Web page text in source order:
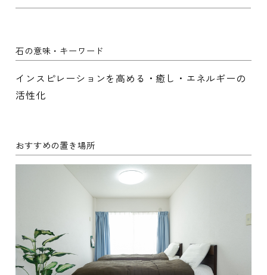
石の意味・キーワード
インスピレーションを高める・癒し・エネルギーの
活性化
おすすめの置き場所